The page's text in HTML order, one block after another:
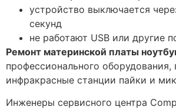
устройство выключается
секунд
не работают USB или другие
Ремонт материнской платы
профессионального оборудования,
инфракрасные станции пайки и
Инженеры сервисного центра